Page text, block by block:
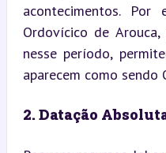
acontecimentos.
Ordovícico de
nesse período,
aparecem como sendo
2. Datação